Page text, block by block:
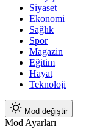
Siyaset
Ekonomi
Sağlık
Spor
Magazin
Eğitim
Hayat
Teknoloji
Mod değiştir
Mod Ayarları